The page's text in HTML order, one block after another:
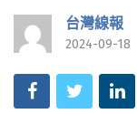
台灣線報
2024-09-18